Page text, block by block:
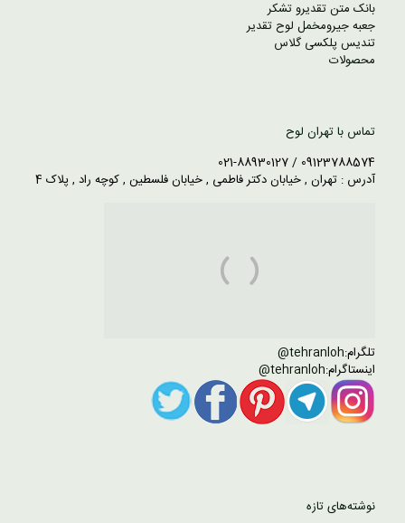
بانک متن تقدیرو تشکر
جعبه جیرومخمل لوح تقدیر
تندیس پلکسی گلاس
محصولات
تماس با تهران لوح
09123788574 / 021-88930127
آدرس : تهران , خیابان دکتر فاطمی , خیابان فلسطین , کوچه راد , پلاک 4
تلگرام:tehranloh@
اینستاگرام:tehranloh@
نوشته‌های تازه